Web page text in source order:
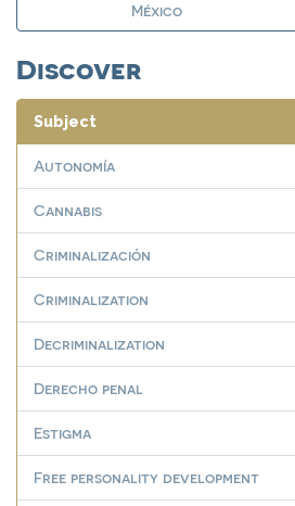
México
Discover
Subject
Autonomía
Cannabis
Criminalización
Criminalization
Decriminalization
Derecho penal
Estigma
Free personality development